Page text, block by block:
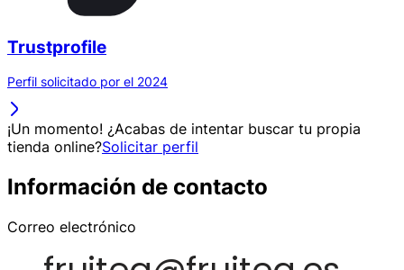
Trustprofile
Perfil solicitado por el 2024
¡Un momento! ¿Acabas de intentar buscar tu propia
tienda online?Solicitar perfil
Información de contacto
Correo electrónico